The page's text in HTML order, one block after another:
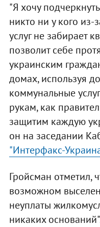
"Я хочу
никто ни у кого
услуг не забирает
позволит себе
украинским
домах, используя
коммунальные
рукам, как
защитим каждую
он на заседании
"Интерфакс-
Гройсман отметил,
возможном
неуплаты
никаких